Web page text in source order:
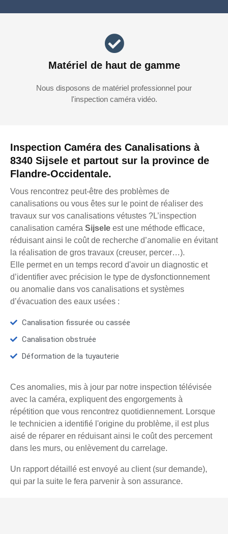
Inspection Caméra des Canalisations à
8340 Sijsele et partout sur la province de
Flandre-Occidentale.
Vous rencontrez peut-être des problèmes de
canalisations ou vous êtes sur le point de réaliser des
travaux sur vos canalisations vétustes ?L’inspection
canalisation caméra Sijsele est une méthode efficace,
réduisant ainsi le coût de recherche d’anomalie en évitant
la réalisation de gros travaux (creuser, percer…).
Elle permet en un temps record d'avoir un diagnostic et
d’identifier avec précision le type de dysfonctionnement
ou anomalie dans vos canalisations et systèmes
d’évacuation des eaux usées :
Canalisation fissurée ou cassée
Canalisation obstruée
Déformation de la tuyauterie
Ces anomalies, mis à jour par notre inspection télévisée
avec la caméra, expliquent des engorgements à
répétition que vous rencontrez quotidiennement. Lorsque
le technicien a identifié l'origine du problème, il est plus
aisé de réparer en réduisant ainsi le coût des percement
dans les murs, ou enlèvement du carrelage.
Un rapport détaillé est envoyé au client (sur demande),
qui par la suite le fera parvenir à son assurance.
Matériel de haut de gamme
Nous disposons de matériel professionnel pour
l'inspection caméra vidéo.